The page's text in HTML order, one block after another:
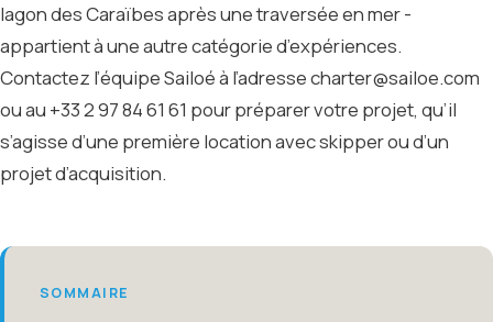
lagon des Caraïbes après une traversée en mer -
appartient à une autre catégorie d’expériences.
Contactez l’équipe Sailoé à l’adresse charter@sailoe.com
ou au +33 2 97 84 61 61 pour préparer votre projet, qu’il
s’agisse d’une première location avec skipper ou d’un
projet d’acquisition.
SOMMAIRE